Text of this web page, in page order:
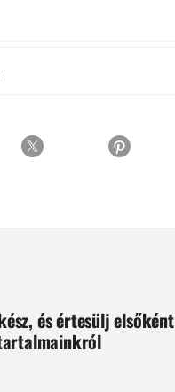
és értesülj elsőként